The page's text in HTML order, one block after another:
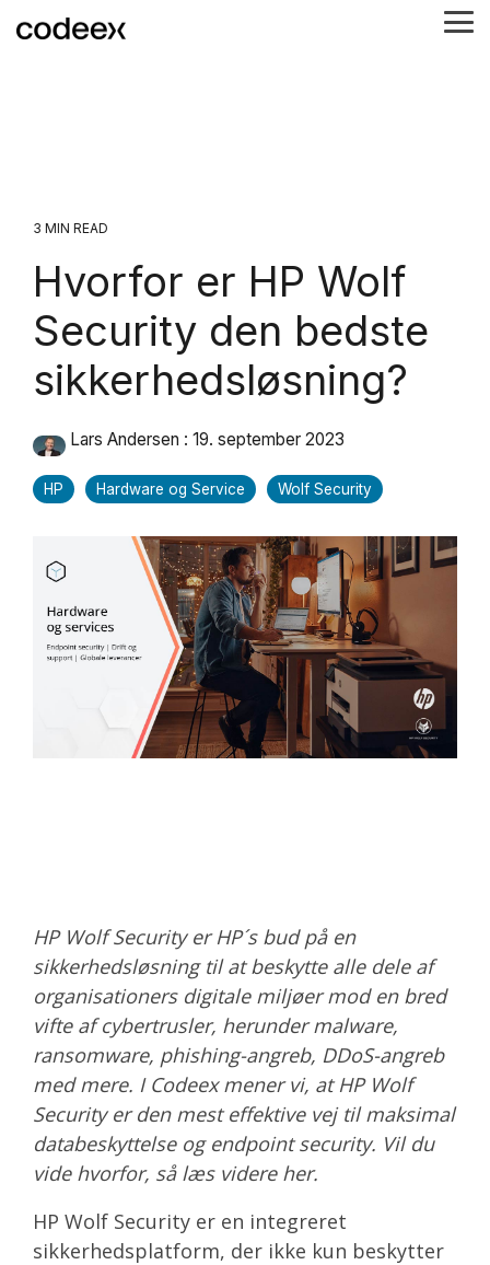
to
3 MIN READ
Hvorfor er HP Wolf
Security den bedste
sikkerhedsløsning?
Lars Andersen : 19. september 2023
HP Hardware og Service Wolf Security
HP Wolf Security er HP´s bud på en
sikkerhedsløsning til at beskytte alle dele af
organisationers digitale miljøer mod en bred
vifte af cybertrusler, herunder malware,
ransomware, phishing-angreb, DDoS-angreb
med mere. I Codeex mener vi, at HP Wolf
Security er den mest effektive vej til maksimal
databeskyttelse og endpoint security. Vil du
vide hvorfor, så læs videre her.
HP Wolf Security er en integreret
sikkerhedsplatform, der ikke kun beskytter